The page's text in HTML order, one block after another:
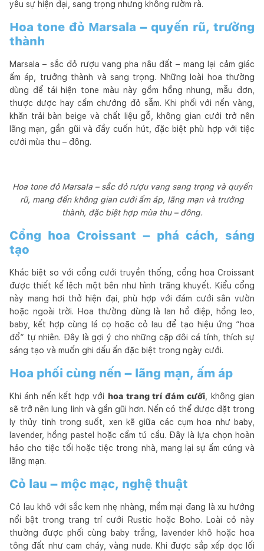
yêu sự hiện đại, sang trọng nhưng không rườm rà.
Hoa tone đỏ Marsala – quyến rũ, trưởng
thành
Marsala – sắc đỏ rượu vang pha nâu đất – mang lại cảm giác
ấm áp, trưởng thành và sang trọng. Những loài hoa thường
dùng để tái hiện tone màu này gồm hồng nhung, mẫu đơn,
thược dược hay cẩm chướng đỏ sẫm. Khi phối với nến vàng,
khăn trải bàn beige và chất liệu gỗ, không gian cưới trở nên
lãng mạn, gần gũi và đầy cuốn hút, đặc biệt phù hợp với tiệc
cưới mùa thu – đông.
Hoa tone đỏ Marsala – sắc đỏ rượu vang sang trọng và quyến
rũ, mang đến không gian cưới ấm áp, lãng mạn và trưởng
thành, đặc biệt hợp mùa thu – đông.
Cổng hoa Croissant – phá cách, sáng
tạo
Khác biệt so với cổng cưới truyền thống, cổng hoa Croissant
được thiết kế lệch một bên như hình trăng khuyết. Kiểu cổng
này mang hơi thở hiện đại, phù hợp với đám cưới sân vườn
hoặc ngoài trời. Hoa thường dùng là lan hồ điệp, hồng leo,
baby, kết hợp cùng lá cọ hoặc cỏ lau để tạo hiệu ứng “hoa
đổ” tự nhiên. Đây là gợi ý cho những cặp đôi cá tính, thích sự
sáng tạo và muốn ghi dấu ấn đặc biệt trong ngày cưới.
Hoa phối cùng nến – lãng mạn, ấm áp
Khi ánh nến kết hợp với hoa trang trí đám cưới , không gian
sẽ trở nên lung linh và gần gũi hơn. Nến có thể được đặt trong
ly thủy tinh trong suốt, xen kẽ giữa các cụm hoa như baby,
lavender, hồng pastel hoặc cẩm tú cầu. Đây là lựa chọn hoàn
hảo cho tiệc tối hoặc tiệc trong nhà, mang lại sự ấm cúng và
lãng mạn.
Cỏ lau – mộc mạc, nghệ thuật
Cỏ lau khô với sắc kem nhẹ nhàng, mềm mại đang là xu hướng
nổi bật trong trang trí cưới Rustic hoặc Boho. Loài cỏ này
thường được phối cùng baby trắng, lavender khô hoặc hoa
tông đất như cam cháy, vàng nude. Khi được sắp xếp dọc lối